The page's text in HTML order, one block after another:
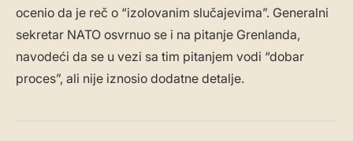
ocenio da je reč o “izolovanim slučajevima”. Generalni
sekretar NATO osvrnuo se i na pitanje Grenlanda,
navodeći da se u vezi sa tim pitanjem vodi “dobar
proces”, ali nije iznosio dodatne detalje.